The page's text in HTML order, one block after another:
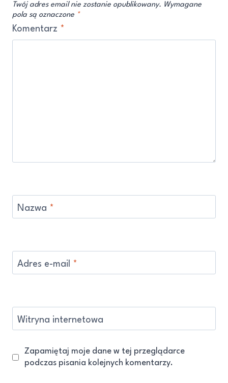
Twój adres email nie zostanie opublikowany. Wymagane
pola są oznaczone *
Komentarz *
Nazwa *
Adres e-mail *
Witryna internetowa
Zapamiętaj moje dane w tej przeglądarce
podczas pisania kolejnych komentarzy.